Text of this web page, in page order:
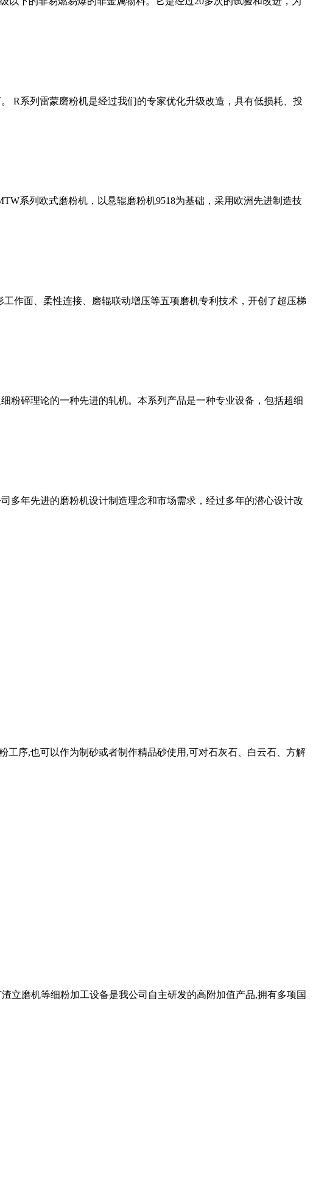
R系列雷蒙磨粉机是经过我们的专家优化升级改造，具有低损耗、投
系列欧式磨粉机，以悬辊磨粉机9518为基础，采用欧洲先进制造技
作面、柔性连接、磨辊联动增压等五项磨机专利技术，开创了超压梯
粉碎理论的一种先进的轧机。本系列产品是一种专业设备，包括超细
多年先进的磨粉机设计制造理念和市场需求，经过多年的潜心设计改
序,也可以作为制砂或者制作精品砂使用,可对石灰石、白云石、方解
立磨机等细粉加工设备是我公司自主研发的高附加值产品,拥有多项国